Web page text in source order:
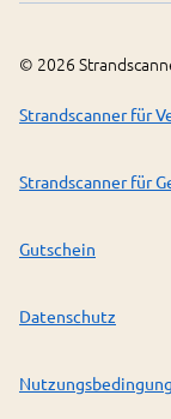
© 2026
Strandscanner für
Strandscanner für
Gutschein
Datenschutz